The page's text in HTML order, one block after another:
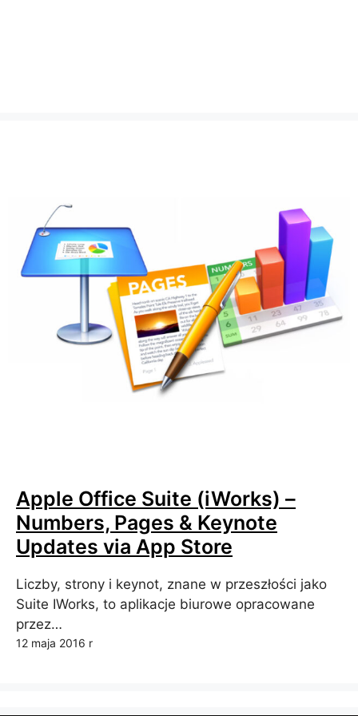
Apple Office Suite (iWorks) –
Numbers, Pages & Keynote
Updates via App Store
Liczby, strony i keynot, znane w przeszłości jako
Suite IWorks, to aplikacje biurowe opracowane
przez…
12 maja 2016 r